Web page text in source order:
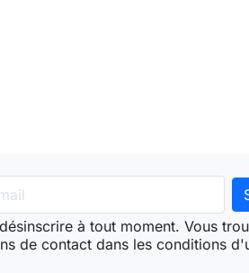
à tout moment. Vous
de contact dans les conditions